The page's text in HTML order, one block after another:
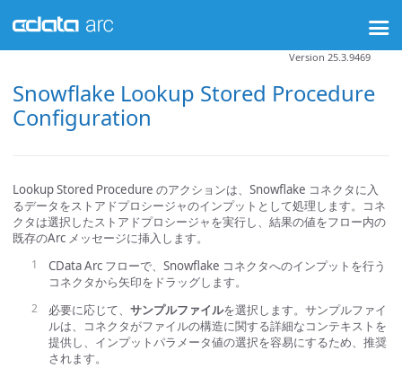
Snowflake Lookup Stored Procedure
Configuration
Version 25.3.9469
Lookup Stored Procedure のアクションは、Snowflake コネクタに入
るデータをストアドプロシージャのインプットとして処理します。コネ
クタは選択したストアドプロシージャを実行し、結果の値をフロー内の
既存のArc メッセージに挿入します。
CData Arc フローで、Snowflake コネクタへのインプットを行う
コネクタから矢印をドラッグします。
必要に応じて、 サンプルファイルを選択します。サンプルファイ
ルは、コネクタがファイルの構造に関する詳細なコンテキストを
提供し、インプットパラメータ値の選択を容易にするため、推奨
されます。